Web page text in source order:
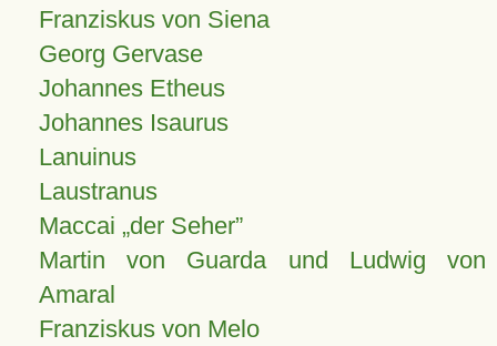
Franziskus von Siena
Georg Gervase
Johannes Etheus
Johannes Isaurus
Lanuinus
Laustranus
Maccai „der Seher”
Martin von Guarda und Ludwig von
Amaral
Franziskus von Melo